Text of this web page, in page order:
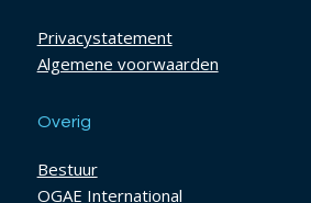
Privacystatement
Algemene voorwaarden
Overig
Bestuur
OGAE International